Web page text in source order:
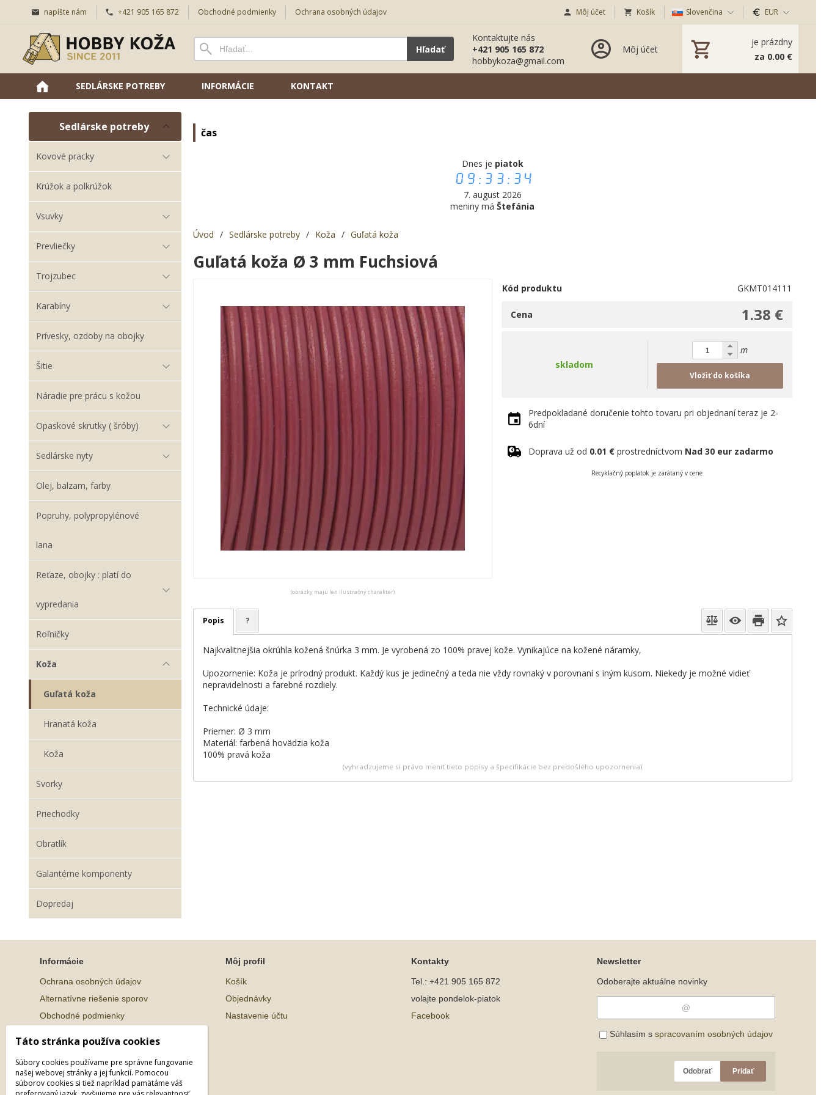
napíšte nám +421 905 165 872 Obchodné podmienky Ochrana osobných údajov Môj účet Košík Slovenčina EUR
Hľadať
Kontaktujte nás
+421 905 165 872
hobbykoza@gmail.com
Môj účet
je prázdny
za 0.00 €
SEDLÁRSKE POTREBY INFORMÁCIE KONTAKT
Sedlárske potreby
Kovové pracky
Krúžok a polkrúžok
Vsuvky
Prevliečky
Trojzubec
Karabíny
Prívesky, ozdoby na obojky
Šitie
Náradie pre prácu s kožou
Opaskové skrutky ( šróby)
Sedlárske nyty
Olej, balzam, farby
Popruhy, polypropylénové
lana
Reťaze, obojky : platí do
vypredania
Roľničky
Koža
Guľatá koža
Hranatá koža
Koža
Svorky
Priechodky
Obratlík
Galantérne komponenty
Dopredaj
čas
Dnes je piatok
09:33:35
7. august 2026
meniny máŠtefánia
Úvod / Sedlárske potreby / Koža / Guľatá koža
Guľatá koža Ø 3 mm Fuchsiová
(obrázky majú len ilustračný charakter)
Kód produktu GKMT014111
1.38 €
Cena
skladom
m
Vložiť do košíka
Predpokladané doručenie tohto tovaru pri objednaní teraz je 2-
6dní
Doprava už od 0.01 € prostredníctvom Nad 30 eur zadarmo
Recyklačný poplatok je zarátaný v cene
Popis ?
Najkvalitnejšia okrúhla kožená šnúrka 3 mm. Je vyrobená zo 100% pravej kože. Vynikajúce na kožené náramky,
Upozornenie: Koža je prírodný produkt. Každý kus je jedinečný a teda nie vždy rovnaký v porovnaní s iným kusom. Niekedy je možné vidieť
nepravidelnosti a farebné rozdiely.
Technické údaje:
Priemer: Ø 3 mm
Materiál: farbená hovädzia koža
100% pravá koža
(vyhradzujeme si právo meniť tieto popisy a špecifikácie bez predošlého upozornenia)
Informácie
Ochrana osobných údajov
Alternatívne riešenie sporov
Obchodné podmienky
Môj profil
Košík
Objednávky
Nastavenie účtu
Kontakty
Tel.: +421 905 165 872
volajte pondelok-piatok
Facebook
Newsletter
Odoberajte aktuálne novinky
Súhlasím s spracovaním osobných údajov
Odobrať Pridať
Táto stránka používa cookies
Súbory cookies používame pre správne fungovanie
našej webovej stránky a jej funkcií. Pomocou
súborov cookies si tiež napríklad pamätáme váš